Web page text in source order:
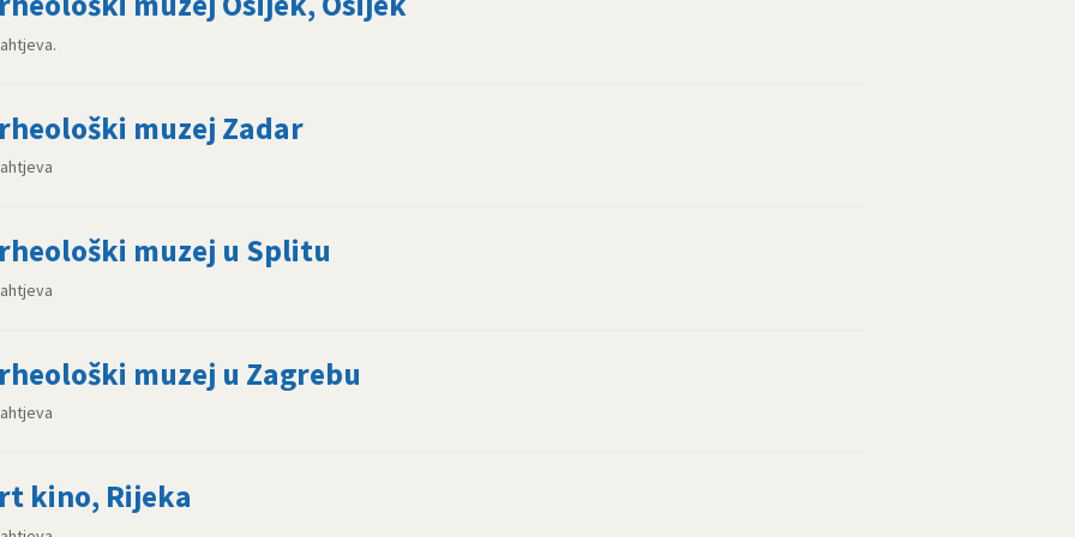
muzej Zadar
muzej u Splitu
muzej u Zagrebu
kino, Rijeka